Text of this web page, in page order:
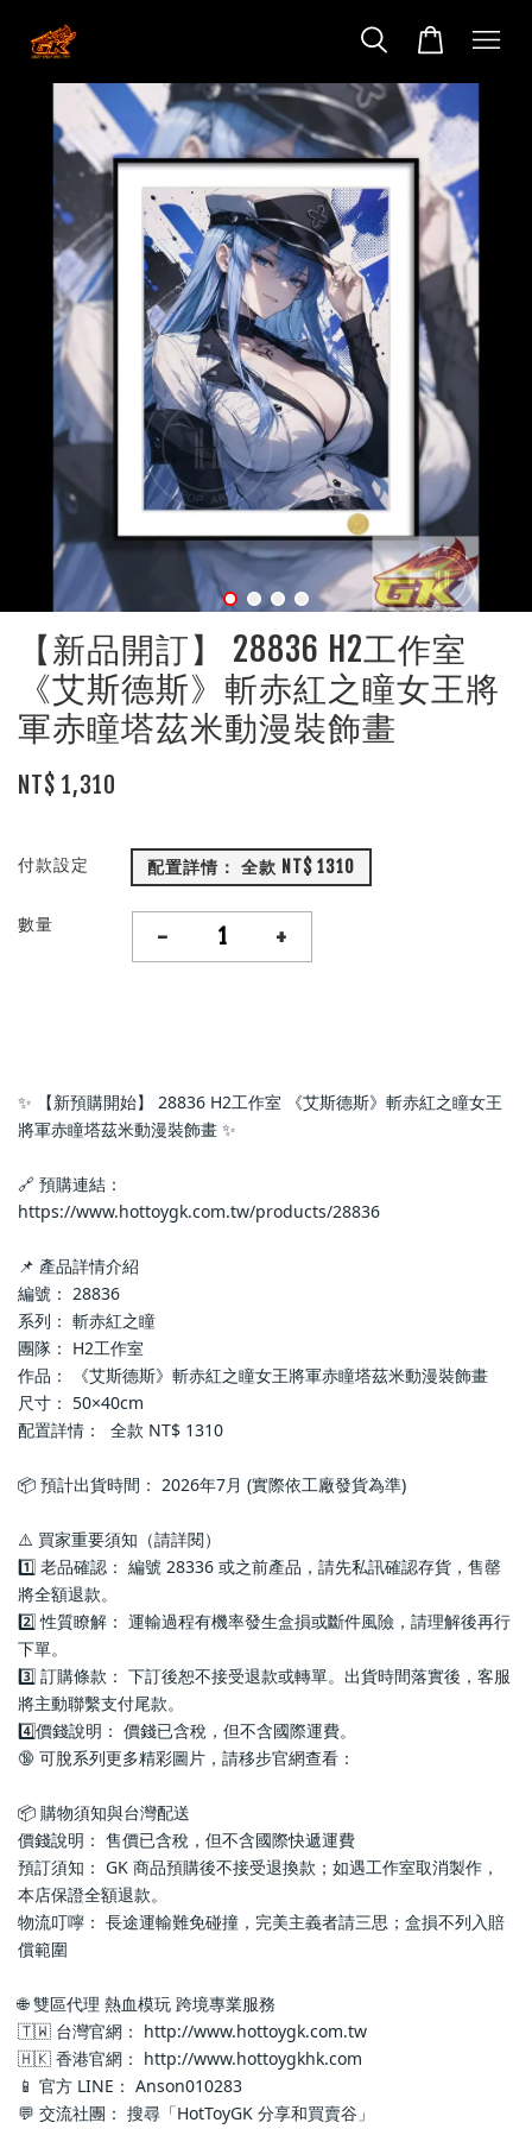
【新品開訂】 28836 H2工作室
《艾斯德斯》斬赤紅之瞳女王將
軍赤瞳塔茲米動漫裝飾畫
NT$ 1,310
付款設定 配置詳情： 全款 NT$ 1310
數量 - +
✨ 【新預購開始】 28836 H2工作室 《艾斯德斯》斬赤紅之瞳女王
將軍赤瞳塔茲米動漫裝飾畫 ✨
🔗 預購連結：
https://www.hottoygk.com.tw/products/28836
📌 產品詳情介紹
編號： 28836
系列： 斬赤紅之瞳
團隊： H2工作室
作品： 《艾斯德斯》斬赤紅之瞳女王將軍赤瞳塔茲米動漫裝飾畫
尺寸： 50×40cm
配置詳情：  全款 NT$ 1310
📦 預計出貨時間： 2026年7月 (實際依工廠發貨為準)
⚠️ 買家重要須知（請詳閱）
1️⃣ 老品確認： 編號 28336 或之前產品，請先私訊確認存貨，售罄
將全額退款。
2️⃣ 性質瞭解： 運輸過程有機率發生盒損或斷件風險，請理解後再行
下單。
3️⃣ 訂購條款： 下訂後恕不接受退款或轉單。出貨時間落實後，客服
將主動聯繫支付尾款。
4️⃣價錢說明： 價錢已含稅，但不含國際運費。
🔞 可脫系列更多精彩圖片，請移步官網查看：
📦 購物須知與台灣配送
價錢說明： 售價已含稅，但不含國際快遞運費
預訂須知： GK 商品預購後不接受退換款；如遇工作室取消製作，
本店保證全額退款。
物流叮嚀： 長途運輸難免碰撞，完美主義者請三思；盒損不列入賠
償範圍
🌐 雙區代理 熱血模玩 跨境專業服務
🇹🇼 台灣官網： http://www.hottoygk.com.tw
🇭🇰 香港官網： http://www.hottoygkhk.com
📱 官方 LINE： Anson010283
💬 交流社團： 搜尋「HotToyGK 分享和買賣谷」